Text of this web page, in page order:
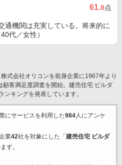
61.8点
通機関は充実している。将来的に
代／女性）
式会社オリコンを前身企業に1967年より
顧客満足度調査を開始。建売住宅 ビルダ
ンキングを発表しています。
にサービスを利用した984人にアンケ
業42社を対象にした「 建売住宅 ビルダ
す。